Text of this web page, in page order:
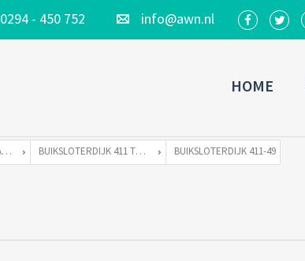
0294 - 450 752 info@awn.nl
HOME
WOONARK MET LIGPLAATS BUIKSLOTERDIJK 411 TE 1034 ZA AMSTERDAM BUIKSLOTERDIJK 411-49